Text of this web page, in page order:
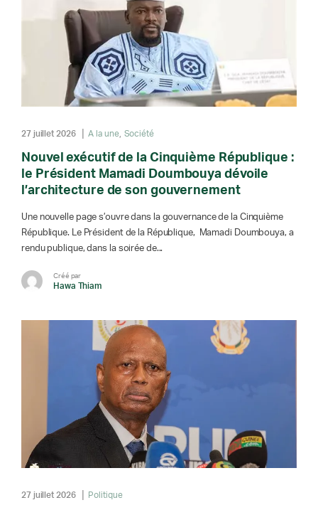
27 juillet 2026 A la une Société
Nouvel exécutif de la Cinquième République :
le Président Mamadi Doumbouya dévoile
l’architecture de son gouvernement
Une nouvelle page s’ouvre dans la gouvernance de la Cinquième
République. Le Président de la République, Mamadi Doumbouya, a
rendu publique, dans la soirée de...
Créé par
Hawa Thiam
27 juillet 2026 Politique